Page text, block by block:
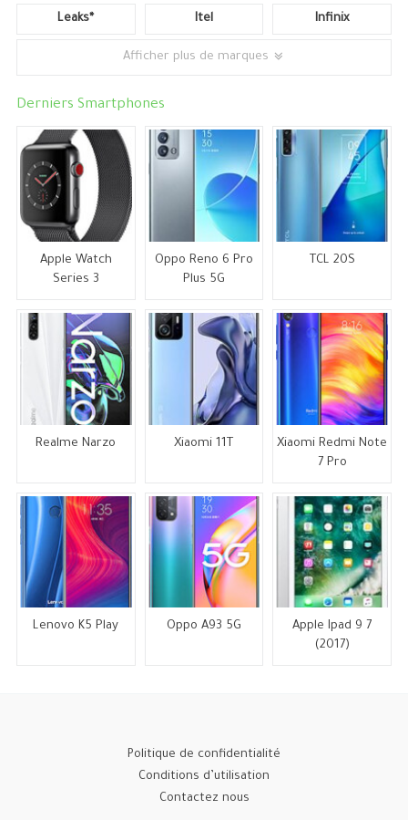
Leaks* Itel Infinix
Afficher plus de marques
Derniers Smartphones
Apple Watch
Series 3
Oppo Reno 6 Pro
Plus 5G
TCL 20S
Realme Narzo Xiaomi 11T
Xiaomi Redmi Note
7 Pro
Lenovo K5 Play Oppo A93 5G
Apple Ipad 9 7
(2017)
Politique de confidentialité
Conditions d’utilisation
Contactez nous